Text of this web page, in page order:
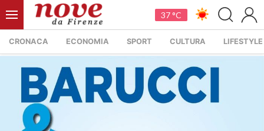
37 °C
CRONACA ECONOMIA SPORT CULTURA LIFESTYLE